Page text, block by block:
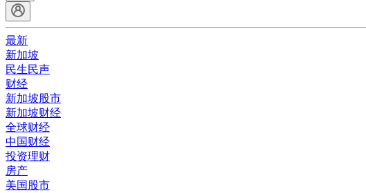
最新
新加坡
民生民声
财经
新加坡股市
新加坡财经
全球财经
中国财经
投资理财
房产
美国股市